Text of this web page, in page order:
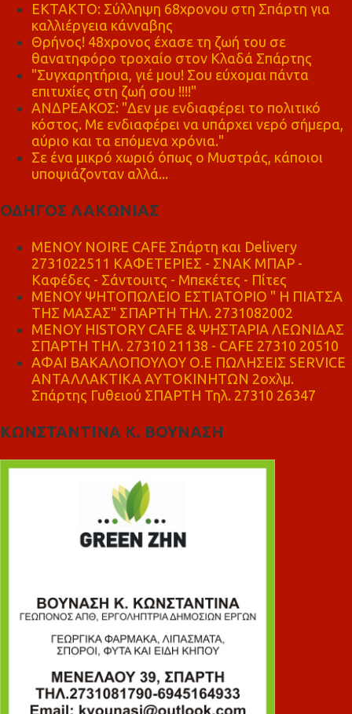
ΕΚΤΑΚΤΟ: Σύλληψη 68χρονου στη Σπάρτη για
καλλιέργεια κάνναβης
Θρήνος! 48χρονος έχασε τη ζωή του σε
θανατηφόρο τροχαίο στον Κλαδά Σπάρτης
"Συγχαρητήρια, γιέ μου! Σου εύχομαι πάντα
επιτυχίες στη ζωή σου !!!!"
ΑΝΔΡΕΑΚΟΣ: "Δεν με ενδιαφέρει το πολιτικό
κόστος. Με ενδιαφέρει να υπάρχει νερό σήμερα,
αύριο και τα επόμενα χρόνια."
Σε ένα μικρό χωριό όπως ο Μυστράς, κάποιοι
υποψιάζονταν αλλά...
ΟΔΗΓΟΣ ΛΑΚΩΝΙΑΣ
MENOY NOIRE CAFE Σπάρτη και Delivery
2731022511 ΚΑΦΕΤΕΡΙΕΣ - ΣΝΑΚ ΜΠΑΡ -
Καφέδες - Σάντουιτς - Μπεκέτες - Πίτες
ΜΕΝΟΥ ΨΗΤΟΠΩΛΕΙΟ ΕΣΤΙΑΤΟΡΙΟ " Η ΠΙΑΤΣΑ
ΤΗΣ ΜΑΣΑΣ" ΣΠΑΡΤΗ ΤΗΛ. 2731082002
ΜΕΝΟΥ HISTORY CAFE & ΨΗΣΤΑΡΙΑ ΛΕΩΝΙΔΑΣ
ΣΠΑΡΤΗ ΤΗΛ. 27310 21138 - CAFE 27310 20510
ΑΦΑΙ ΒΑΚΑΛΟΠΟΥΛΟΥ Ο.Ε ΠΩΛΗΣΕΙΣ SERVICE
ΑΝΤΑΛΛΑΚΤΙΚΑ ΑΥΤΟΚΙΝΗΤΩΝ 2οχλμ.
Σπάρτης Γυθειού ΣΠΑΡΤΗ Τηλ. 27310 26347
ΚΩΝΣΤΑΝΤΙΝΑ Κ. ΒΟΥΝΑΣΗ